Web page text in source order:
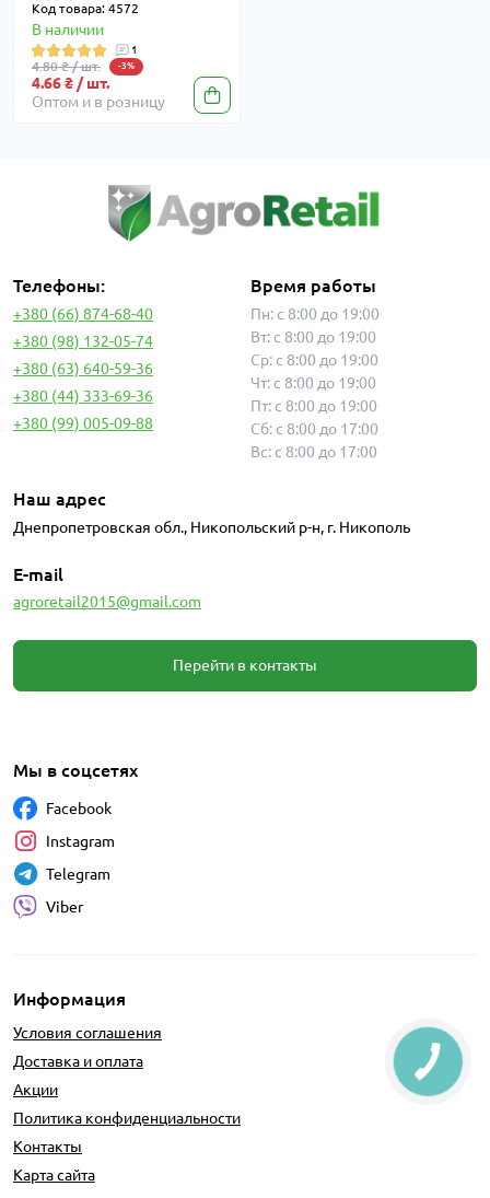
Код товара: 4572
В наличии
1
4.80 ₴ / шт. -3%
4.66 ₴ / шт.
Оптом и в розницу
Телефоны:
+380 (66) 874-68-40
+380 (98) 132-05-74
+380 (63) 640-59-36
+380 (44) 333-69-36
+380 (99) 005-09-88
Время работы
Пн: с 8:00 до 19:00
Вт: с 8:00 до 19:00
Ср: с 8:00 до 19:00
Чт: с 8:00 до 19:00
Пт: с 8:00 до 19:00
Сб: с 8:00 до 17:00
Вс: с 8:00 до 17:00
Наш адрес
Днепропетровская обл., Никопольский р-н, г. Никополь
E-mail
agroretail2015@gmail.com
Перейти в контакты
Информация
Условия соглашения
Доставка и оплата
Акции
Политика конфиденциальности
Контакты
Карта сайта
Мы в соцсетях
Facebook
Instagram
Telegram
Viber